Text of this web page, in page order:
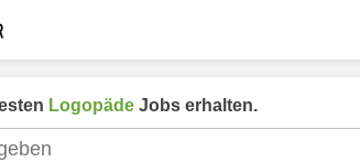
Logopäde Jobs erhalten.